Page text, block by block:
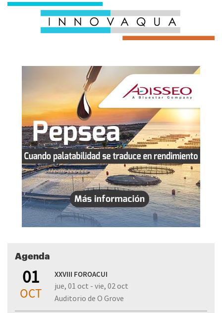
Agenda
01
OCT
XXVIII FOROACUI
jue, 01 oct - vie, 02 oct
Auditorio de O Grove